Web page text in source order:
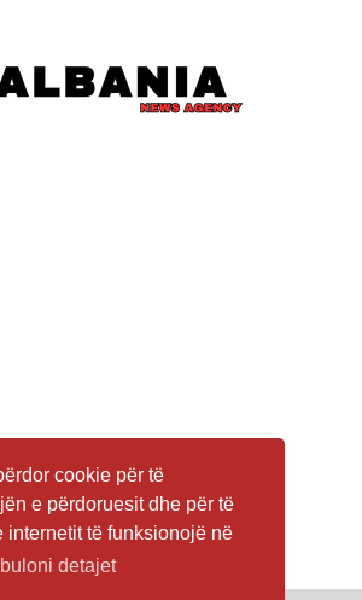
cookie për të
e përdoruesit dhe për të
internetit të funksionojë në
detajet